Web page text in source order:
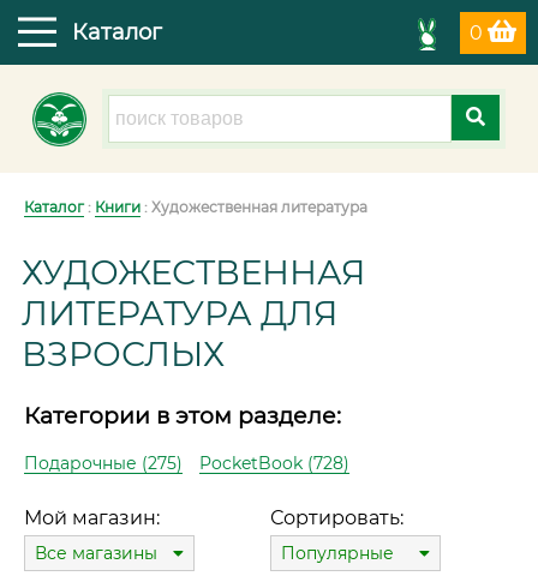
0
Каталог
Каталог: Книги : Художественная литература
ХУДОЖЕСТВЕННАЯ
ЛИТЕРАТУРА ДЛЯ
ВЗРОСЛЫХ
Категории в этом разделе:
Подарочные (275) PocketBook (728)
Мой магазин:
Все магазины
Сортировать:
Популярные